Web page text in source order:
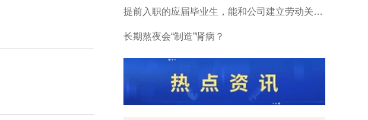
提前入职的应届毕业生，能和公司建立劳动关系吗？
长期熬夜会“制造”肾病？